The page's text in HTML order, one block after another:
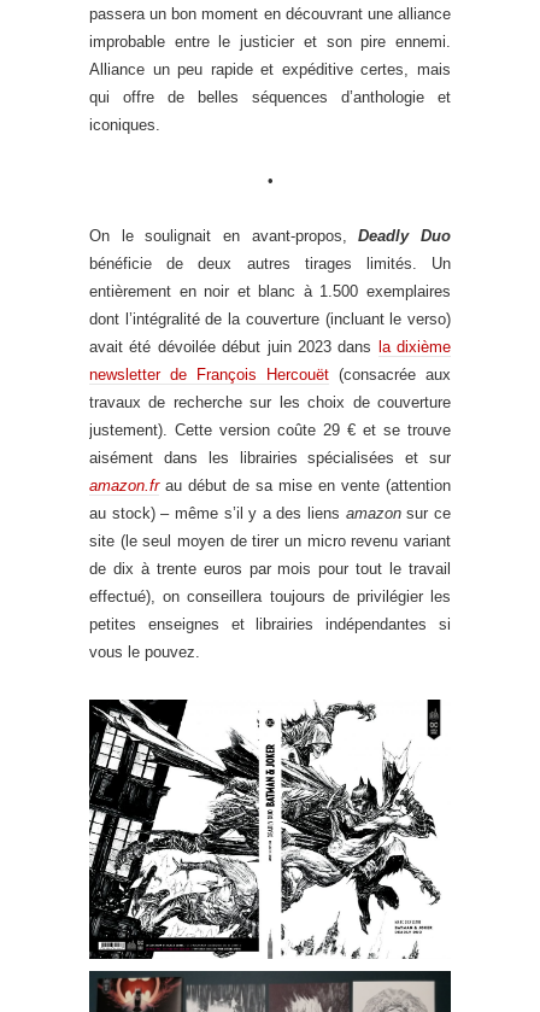
passera un bon moment en découvrant une alliance
improbable entre le justicier et son pire ennemi.
Alliance un peu rapide et expéditive certes, mais
qui offre de belles séquences d’anthologie et
iconiques.
•
On le soulignait en avant-propos,Deadly Duo
bénéficie de deux autres tirages limités. Un
entièrement en noir et blanc à 1.500 exemplaires
dont l’intégralité de la couverture (incluant le verso)
avait été dévoilée début juin 2023 dans la dixième
newsletter de François Hercouët (consacrée aux
travaux de recherche sur les choix de couverture
justement). Cette version coûte 29 € et se trouve
aisément dans les librairies spécialisées et sur
amazon.frau début de sa mise en vente (attention
au stock) – même s’il y a des liens amazonsur ce
site (le seul moyen de tirer un micro revenu variant
de dix à trente euros par mois pour tout le travail
effectué), on conseillera toujours de privilégier les
petites enseignes et librairies indépendantes si
vous le pouvez.